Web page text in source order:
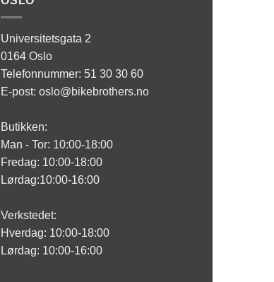
Universitetsgata 2
0164 Oslo
Telefonnummer: 51 30 30 60
E-post: oslo@bikebrothers.no
Butikken:
Man - Tor: 10:00-18:00
Fredag: 10:00-18:00
Lørdag:10:00-16:00
Verkstedet:
Hverdag: 10:00-18:00
Lørdag: 10:00-16:00